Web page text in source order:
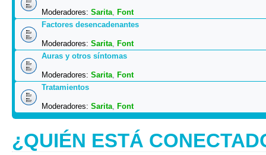
Moderadores: Sarita, Font
Factores desencadenantes
Moderadores: Sarita, Font
Auras y otros síntomas
Moderadores: Sarita, Font
Tratamientos
Moderadores: Sarita, Font
¿QUIÉN ESTÁ